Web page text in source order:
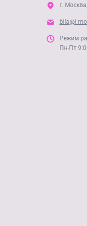
г.
bila@i-
Режим
Пн-Пт